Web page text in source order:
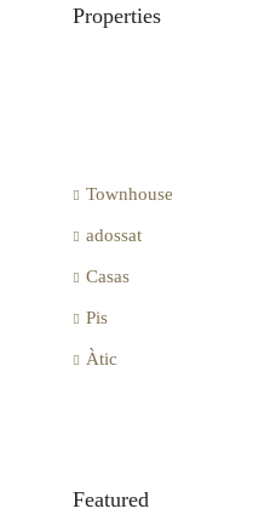
Properties
Townhouse
adossat
Casas
Pis
Àtic
Featured